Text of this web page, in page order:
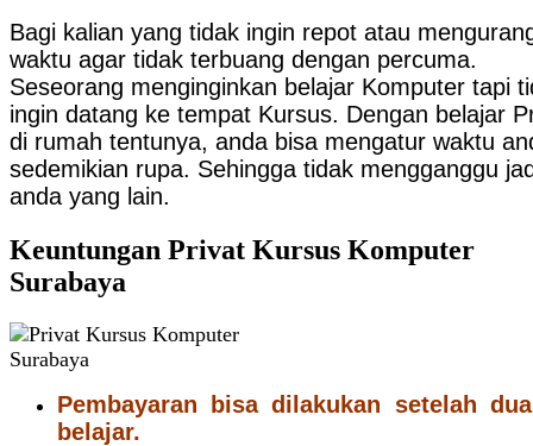
Bagi kalian yang tidak ingin repot atau
waktu agar tidak terbuang dengan percuma.
Seseorang menginginkan belajar Komputer tapi
ingin datang ke tempat Kursus. Dengan belajar
di rumah tentunya, anda bisa mengatur waktu
sedemikian rupa. Sehingga tidak mengganggu
anda yang lain.
Keuntungan Privat Kursus Komputer
Surabaya
Pembayaran bisa dilakukan setelah
belajar.